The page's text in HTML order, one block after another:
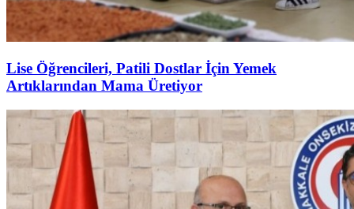
Lise Öğrencileri, Patili Dostlar İçin Yemek
Artıklarından Mama Üretiyor